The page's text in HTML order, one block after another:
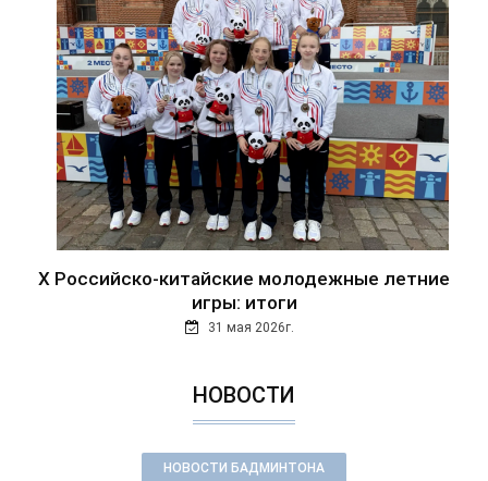
Х Российско-китайские молодежные летние
игры: итоги
31 мая 2026г.
НОВОСТИ
НОВОСТИ БАДМИНТОНА